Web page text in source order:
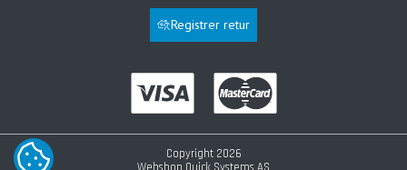
Registrer retur
Copyright 2026
COOKIE-INNSTILLINGER